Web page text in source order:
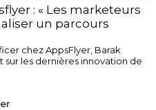
: « Les marketeurs
un parcours
chez AppsFlyer, ​Barak
sur les dernières innovation de